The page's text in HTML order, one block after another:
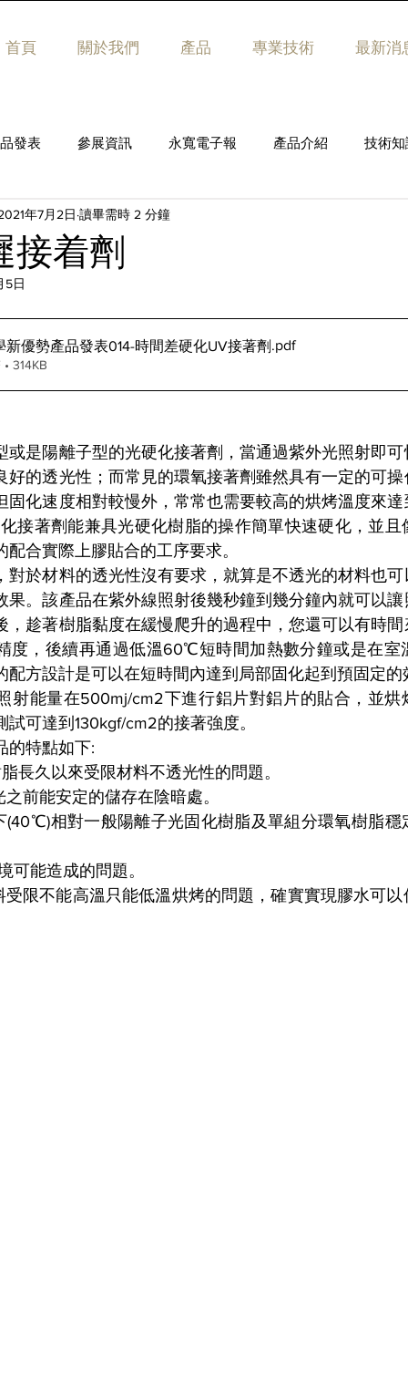
首頁 關於我們 產品 專業技術 最新消
發表 參展資訊 永寬電子報 產品介紹 技術知
接着劑
年7月2日 讀畢需時 2 分鐘
5日
新優勢產品發表014-時間差硬化UV接著劑 .pdf
314KB
或是陽離子型的光硬化接著劑，當通過紫外光照射即
好的透光性；而常見的環氧接著劑雖然具有一定的可
固化速度相對較慢外，常常也需要較高的烘烤溫度來
接著劑能兼具光硬化樹脂的操作簡單快速硬化，並
配合實際上膠貼合的工序要求。
對於材料的透光性沒有要求，就算是不透光的材料也
果。該產品在紫外線照射後幾秒鐘到幾分鐘內就可以
，趁著樹脂黏度在緩慢爬升的過程中，您還可以有時
度，後續再通過低溫60℃短時間加熱數分鐘或是在室
配方設計是可以在短時間內達到局部固化起到預固定的
射能量在500mj/cm2下進行鋁片對鋁片的貼合，並
試可達到130kgf/cm2的接著強度。
的特點如下:
長久以來受限材料不透光性的問題。
前能安定的儲存在陰暗處。
(40℃)相對一般陽離子光固化樹脂及單組分環氧樹脂穩
可能造成的問題。
受限不能高溫只能低溫烘烤的問題，確實實現膠水可